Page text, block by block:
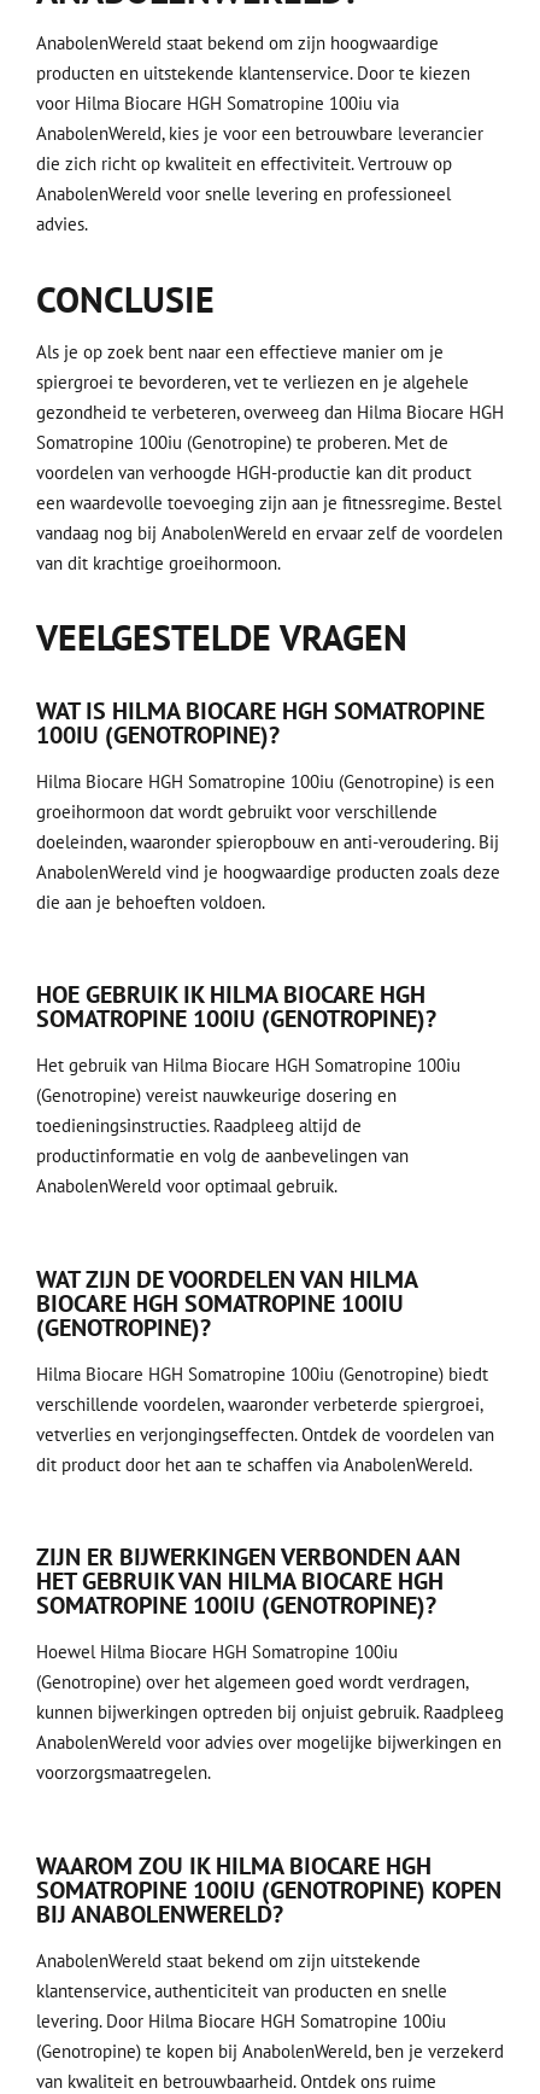
AnabolenWereld staat bekend om zijn hoogwaardige
producten en uitstekende klantenservice. Door te kiezen
voor Hilma Biocare HGH Somatropine 100iu via
AnabolenWereld, kies je voor een betrouwbare leverancier
die zich richt op kwaliteit en effectiviteit. Vertrouw op
AnabolenWereld voor snelle levering en professioneel
advies.
CONCLUSIE
Als je op zoek bent naar een effectieve manier om je
spiergroei te bevorderen, vet te verliezen en je algehele
gezondheid te verbeteren, overweeg dan Hilma Biocare HGH
Somatropine 100iu (Genotropine) te proberen. Met de
voordelen van verhoogde HGH-productie kan dit product
een waardevolle toevoeging zijn aan je fitnessregime. Bestel
vandaag nog bij AnabolenWereld en ervaar zelf de voordelen
van dit krachtige groeihormoon.
VEELGESTELDE VRAGEN
WAT IS HILMA BIOCARE HGH SOMATROPINE
100IU (GENOTROPINE)?
Hilma Biocare HGH Somatropine 100iu (Genotropine) is een
groeihormoon dat wordt gebruikt voor verschillende
doeleinden, waaronder spieropbouw en anti-veroudering. Bij
AnabolenWereld vind je hoogwaardige producten zoals deze
die aan je behoeften voldoen.
HOE GEBRUIK IK HILMA BIOCARE HGH
SOMATROPINE 100IU (GENOTROPINE)?
Het gebruik van Hilma Biocare HGH Somatropine 100iu
(Genotropine) vereist nauwkeurige dosering en
toedieningsinstructies. Raadpleeg altijd de
productinformatie en volg de aanbevelingen van
AnabolenWereld voor optimaal gebruik.
WAT ZIJN DE VOORDELEN VAN HILMA
BIOCARE HGH SOMATROPINE 100IU
(GENOTROPINE)?
Hilma Biocare HGH Somatropine 100iu (Genotropine) biedt
verschillende voordelen, waaronder verbeterde spiergroei,
vetverlies en verjongingseffecten. Ontdek de voordelen van
dit product door het aan te schaffen via AnabolenWereld.
ZIJN ER BIJWERKINGEN VERBONDEN AAN
HET GEBRUIK VAN HILMA BIOCARE HGH
SOMATROPINE 100IU (GENOTROPINE)?
Hoewel Hilma Biocare HGH Somatropine 100iu
(Genotropine) over het algemeen goed wordt verdragen,
kunnen bijwerkingen optreden bij onjuist gebruik. Raadpleeg
AnabolenWereld voor advies over mogelijke bijwerkingen en
voorzorgsmaatregelen.
WAAROM ZOU IK HILMA BIOCARE HGH
SOMATROPINE 100IU (GENOTROPINE) KOPEN
BIJ ANABOLENWERELD?
AnabolenWereld staat bekend om zijn uitstekende
klantenservice, authenticiteit van producten en snelle
levering. Door Hilma Biocare HGH Somatropine 100iu
(Genotropine) te kopen bij AnabolenWereld, ben je verzekerd
van kwaliteit en betrouwbaarheid. Ontdek ons ruime